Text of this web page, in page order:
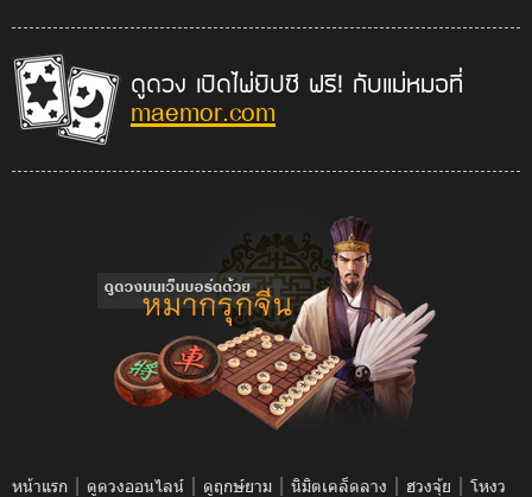
ดูดวง เปิดไพ่ยิปซี ฟรี! กับแม่หมอที่
maemor.com
หน้าแรก | ดูดวงออนไลน์ | ดูฤกษ์ยาม | นิมิตเคล็ดลาง | ฮวงจุ้ย | โหงว